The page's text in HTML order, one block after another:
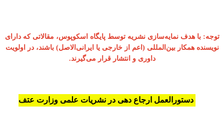
توجه: با هدف نمایه‌سازی نشریه توسط پایگاه اسکوپوس، مقالاتی که دارای
نویسنده همکار بین‌المللی (اعم از خارجی یا ایرانی‌الاصل) باشند، در اولویت
داوری و انتشار قرار می‌گیرند.
دستورالعمل ارجاع دهی در نشریات علمی وزارت عتف